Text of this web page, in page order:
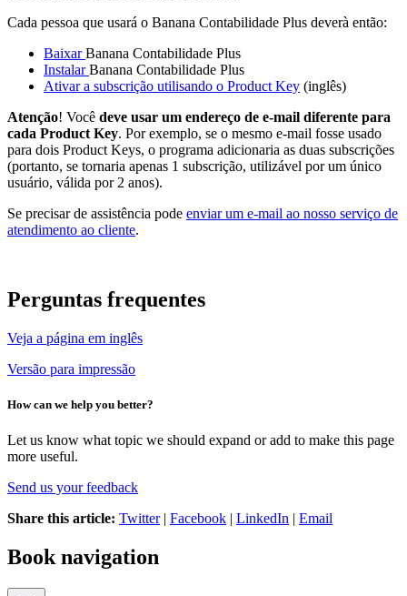
Cada pessoa que usará o Banana Contabilidade Plus deverà então:
BaixarBanana Contabilidade Plus
InstalarBanana Contabilidade Plus
Ativar a subscrição utilisando o Product Key (inglês)
Atenção! Você deve usar um endereço de e-mail diferente para
cada Product Key. Por exemplo, se o mesmo e-mail fosse usado
para dois Product Keys, o programa adicionaria as duas subscrições
(portanto, se tornaria apenas 1 subscrição, utilizável por um único
usuário, válida por 2 anos).
Se precisar de assistência pode enviar um e-mail ao nosso serviço de
atendimento ao cliente.
Perguntas frequentes
Veja a página em inglês
Versão para impressão
How can we help you better?
Let us know what topic we should expand or add to make this page
more useful.
Send us your feedback
Share this article: Twitter| Facebook | LinkedIn | Email
Book navigation